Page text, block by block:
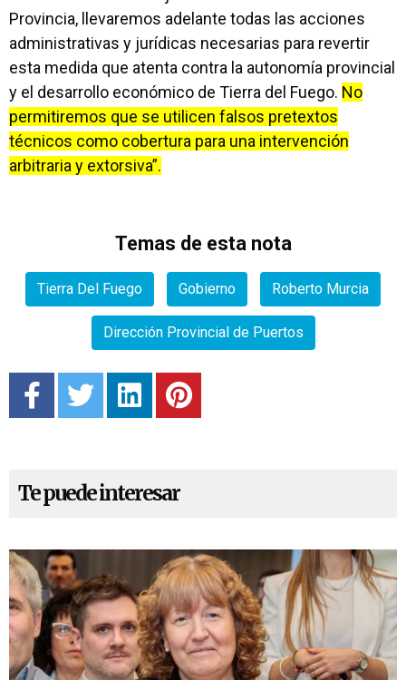
Provincia, llevaremos adelante todas las acciones
administrativas y jurídicas necesarias para revertir
esta medida que atenta contra la autonomía provincial
y el desarrollo económico de Tierra del Fuego. No
permitiremos que se utilicen falsos pretextos
técnicos como cobertura para una intervención
arbitraria y extorsiva”.
Temas de esta nota
Tierra Del Fuego Gobierno Roberto Murcia
Dirección Provincial de Puertos
Te puede interesar